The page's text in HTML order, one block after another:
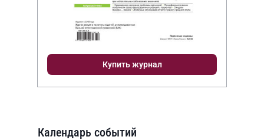
Купить журнал
Календарь событий